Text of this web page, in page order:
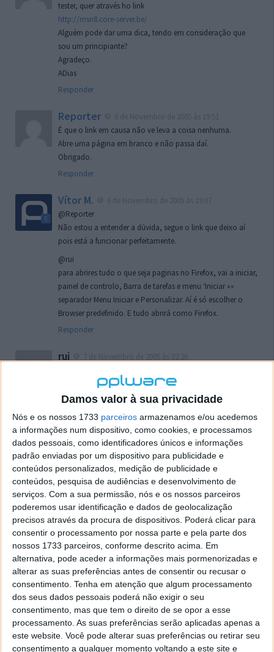
Damos valor à sua privacidade
Nós e os nossos 1733 parceiros armazenamos e/ou acedemos
a informações num dispositivo, como cookies, e processamos
dados pessoais, como identificadores únicos e informações
padrão enviadas por um dispositivo para publicidade e
conteúdos personalizados, medição de publicidade e
conteúdos, pesquisa de audiências e desenvolvimento de
serviços. Com a sua permissão, nós e os nossos parceiros
poderemos usar identificação e dados de geolocalização
precisos através da procura de dispositivos. Poderá clicar para
consentir o processamento por nossa parte e pela parte dos
nossos 1733 parceiros, conforme descrito acima. Em
alternativa, pode aceder a informações mais pormenorizadas e
alterar as suas preferências antes de consentir ou recusar o
consentimento. Tenha em atenção que algum processamento
dos seus dados pessoais poderá não exigir o seu
consentimento, mas que tem o direito de se opor a esse
processamento. As suas preferências serão aplicadas apenas a
este website. Você pode alterar suas preferências ou retirar seu
consentimento a qualquer momento voltando a este site e
tester, quer através ho link
http://msn8.core-server.be/
Alguém pode dar uma dica, tendo em consideração que
sou um principiante?
Agradeço.
ADias
Responder
Reporter
É que o link em causa não ve leva a coisa nenhuma.
Abre uma página em branco e não passa daí.
Obrigado.
Responder
Vítor M.
@Reporter
Não estou a entender a dúvida, segue o link que deixo aí
pois está a funcionar perfeitamente.
@rui
para abrires tudo o que seja paginas no Firefox, vai a iniciar,
painel de controlo, Barra de tarefas e menu ‘Iniciar »»
separador Menu Iniciar e Personalizar. Aí é só escolher o
Browser predefinido. E tudo abrirá como Firefox.
Responder
rui
localizaçao referida n se encontra la nada k me permita por
o firefox como browser predefenido
Ja percorri o painel
tentei apagar o explorer na tentativa de forçar o uso do
firefox mas em vao. Kaso te lembres de outra dica fico
agradecido, caso contrario obrigado a mesma
Responder
Vítor M.
7 de Novembro de 2005 às 01:39
@Reporter
Desculpa mas o link funciona. Seja como for segue por mail
o MSn Messenger 8.
Responder
Vítor M.
@Rui
Tens de encontrar o que te falei. Faz da seguinte maneira,
janela iniciar e no topo dessa janela com o botão direito do
rato faz propriedades. Depois no separador Menu ‘Iniciar’
clica no botão ‘Personalizar’ aí encontrarás no separador